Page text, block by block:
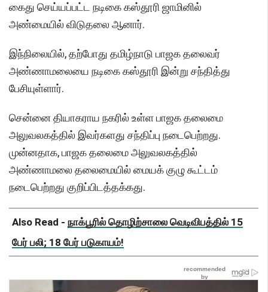
கைது செய்யப்பட்ட நடிகை கஸ்தூரி ஜாமினில்
அண்மையில் விடுதலை ஆனார்.
இந்நிலையில், தற்போது தமிழ்நாடு பாஜக தலைவர்
அண்ணாமலையை நடிகை கஸ்தூரி இன்று சந்தித்து
பேசியுள்ளார்.
சென்னை தியாகராய நகரில் உள்ள பாஜக தலைமை
அலுவலகத்தில் இவர்களது சந்திப்பு நடைபெற்றது.
முன்னதாக, பாஜக தலைமை அலுவலகத்தில்
அண்ணாமலை தலைமையில் மையக் குழு கூட்டம்
நடைபெற்றது குறிப்பிடத்தக்கது.
Also Read - நாக்பூரில் தொழிற்சாலை வெடிவிபத்தில் 15
பேர் பலி; 18 பேர் படுகாயம்!